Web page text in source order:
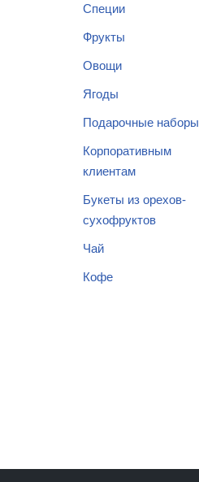
Специи
Фрукты
Овощи
Ягоды
Подарочные наборы
Корпоративным
клиентам
Букеты из орехов-
сухофруктов
Чай
Кофе